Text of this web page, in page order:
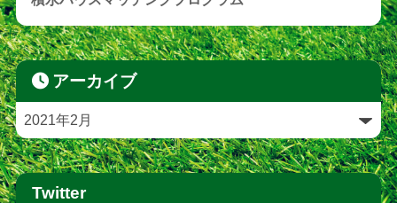
アーカイブ
Twitter